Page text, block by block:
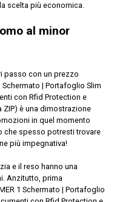
scelta più economica.
al minor
passo con un prezzo
Schermato | Portafoglio Slim
con Rfid Protection e
ZIP) è una dimostrazione
in quel momento
che spesso potresti trovare
più impegnativa!
e il reso hanno una
Anzitutto, prima
1 Schermato | Portafoglio